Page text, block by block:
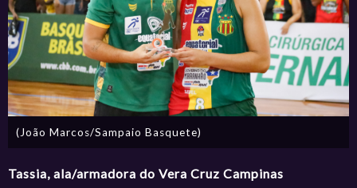
(João Marcos/Sampaio Basquete)
Tassia, ala/armadora do Vera Cruz Campinas